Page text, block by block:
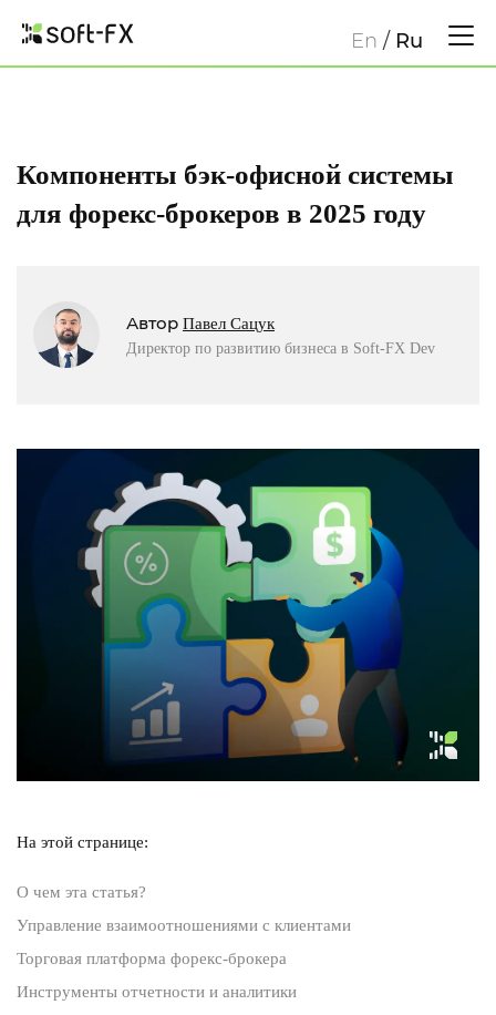
En / Ru
Компоненты бэк-офисной системы
для форекс-брокеров в 2025 году
Автор Павел Сацук
Директор по развитию бизнеса в Soft-FX Dev
На этой странице:
О чем эта статья?
Управление взаимоотношениями с клиентами
Торговая платформа форекс-брокера
Инструменты отчетности и аналитики